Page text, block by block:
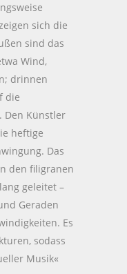
sich die
sind das
Wind,
drinnen
die
Den Künstler
heftige
Das
den filigranen
geleitet –
Geraden
Es
sodass
Musik«